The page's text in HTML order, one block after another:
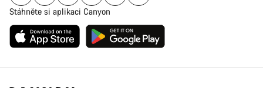
Stáhněte si aplikaci Canyon